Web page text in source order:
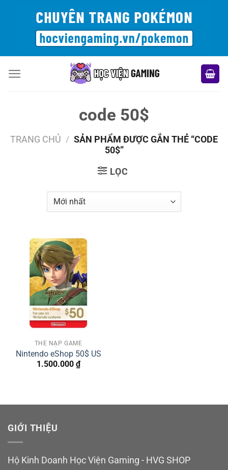
code 50$
TRANG CHỦ / SẢN PHẨM ĐƯỢC GẮN THẺ “CODE
50$”
LỌC
THẺ NẠP GAME
Nintendo eShop 50$ US
1.500.000 ₫
GIỚI THIỆU
Hộ Kinh Doanh Học Viện Gaming - HVG SHOP